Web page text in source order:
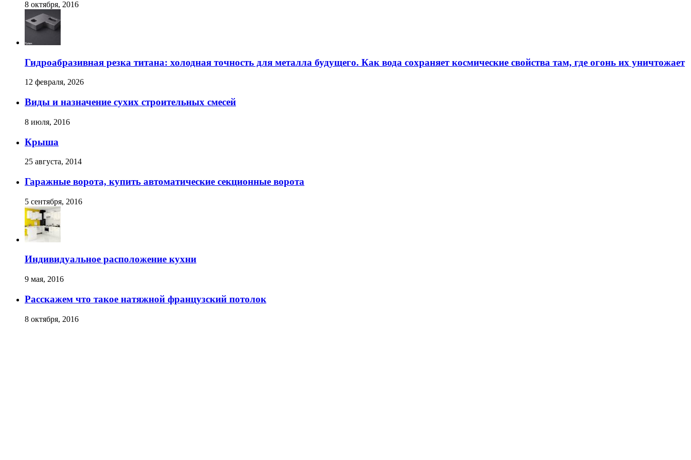
8 октября, 2016
Гидроабразивная резка титана: холодная точность для металла будущего. Как вода сохраняет космические свойства там, где огонь их уничтожает
12 февраля, 2026
Виды и назначение сухих строительных смесей
8 июля, 2016
Крыша
25 августа, 2014
Гаражные ворота, купить автоматические секционные ворота
5 сентября, 2016
Индивидуальное расположение кухни
9 мая, 2016
Расскажем что такое натяжной французский потолок
8 октября, 2016